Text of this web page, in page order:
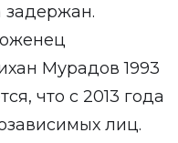
Мурадов 1993
что с 2013 года
лиц.